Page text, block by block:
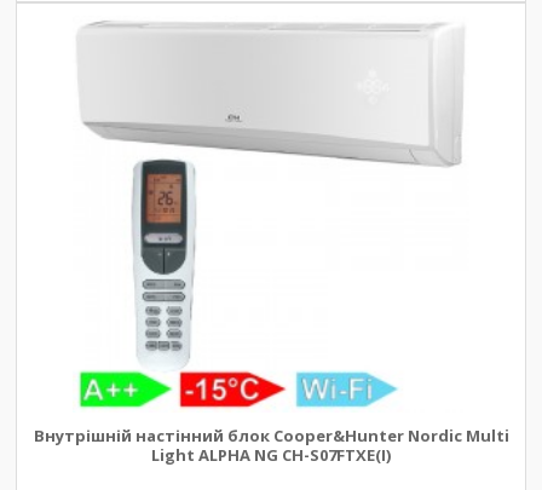
Внутрішній настінний блок Cooper&Hunter Nordic Multi
Light ALPHA NG CH-S07FTXE(I)